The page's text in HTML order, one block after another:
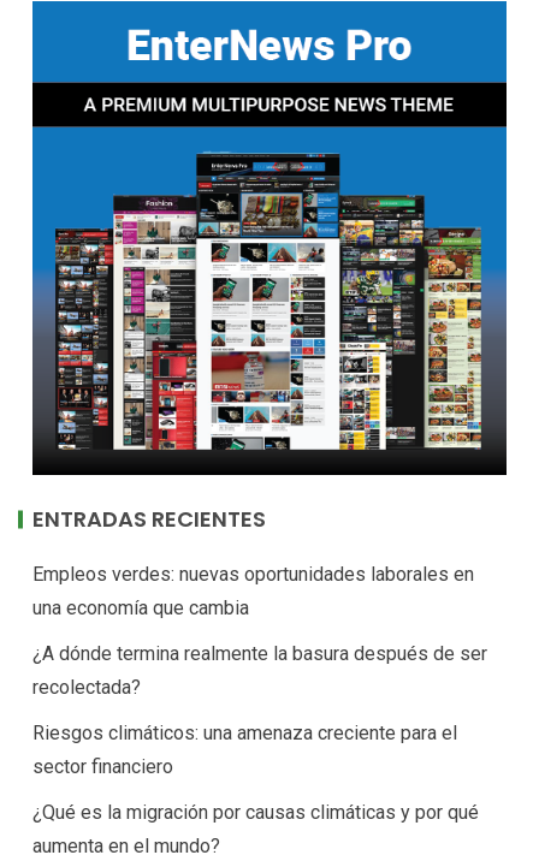
ENTRADAS RECIENTES
Empleos verdes: nuevas oportunidades laborales en
una economía que cambia
¿A dónde termina realmente la basura después de ser
recolectada?
Riesgos climáticos: una amenaza creciente para el
sector financiero
¿Qué es la migración por causas climáticas y por qué
aumenta en el mundo?